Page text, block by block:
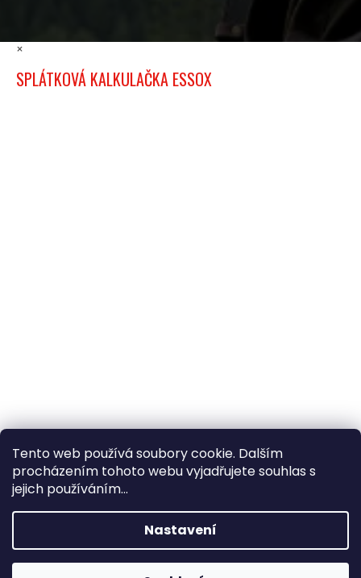
Tento web používá soubory cookie. Dalším
procházením tohoto webu vyjadřujete souhlas s
jejich používáním...
Nastavení
×
SPLÁTKOVÁ KALKULAČKA ESSOX
×
Hledáte nejvýhodnější cenu? Získáte jí
pomocíregistrace